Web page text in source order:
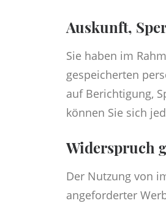
Auskunft,
Sie haben im
gespeicherten
auf Berichtigung,
können Sie sich
Widerspruch
Der Nutzung von
angeforderter